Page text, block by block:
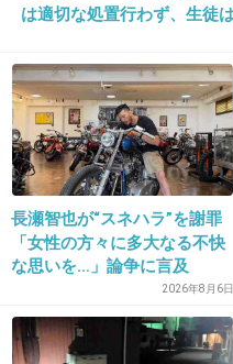
て
24. 匿名2013/08/14(水) 16:21:08
マリファナよりはい
25. 匿名2013/08/14(水) 16:21:10
は適切な処置行わず、生徒
長瀬智也が“スネハラ”を謝罪
「女性の方々に多大なる不快
な思いを…」論争に言及
2026年8月6日